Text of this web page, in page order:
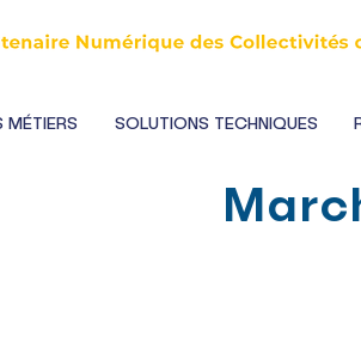
MÉTIERS SOLUTIONS TECHNIQUES